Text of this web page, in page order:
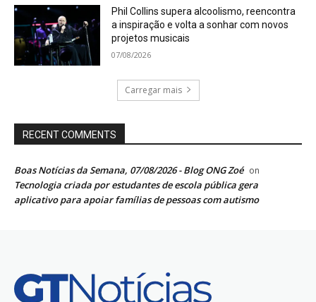
Phil Collins supera alcoolismo, reencontra
a inspiração e volta a sonhar com novos
projetos musicais
07/08/2026
Carregar mais
RECENT COMMENTS
Boas Notícias da Semana, 07/08/2026 - Blog ONG Zoé on
Tecnologia criada por estudantes de escola pública gera
aplicativo para apoiar famílias de pessoas com autismo